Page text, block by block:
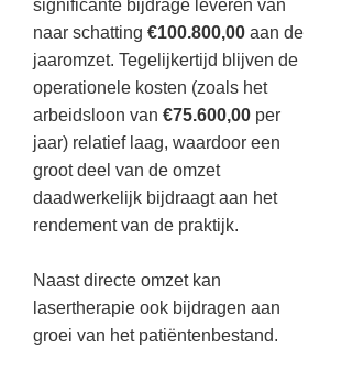
significante bijdrage leveren van
naar schatting €100.800,00 aan de
jaaromzet. Tegelijkertijd blijven de
operationele kosten (zoals het
arbeidsloon van €75.600,00 per
jaar) relatief laag, waardoor een
groot deel van de omzet
daadwerkelijk bijdraagt aan het
rendement van de praktijk.
Naast directe omzet kan
lasertherapie ook bijdragen aan
groei van het patiëntenbestand.